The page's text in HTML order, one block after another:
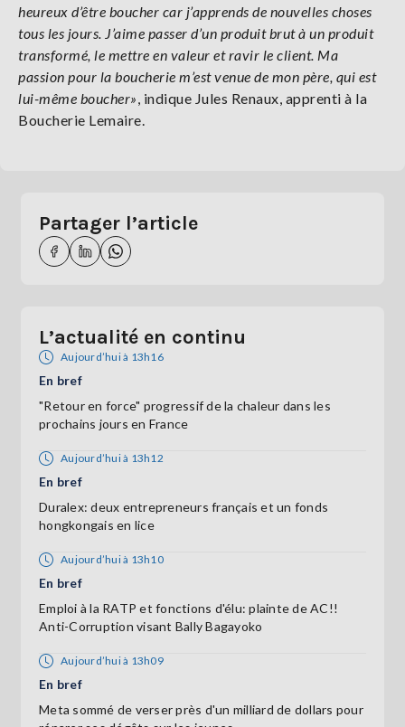
heureux d’être boucher car j’apprends de nouvelles choses
tous les jours. J’aime passer d’un produit brut à un produit
transformé, le mettre en valeur et ravir le client. Ma
passion pour la boucherie m’est venue de mon père, qui est
lui-même boucher», indique Jules Renaux, apprenti à la
Boucherie Lemaire.
Partager l’article
L’actualité en continu
Aujourd’hui à 13h16
En bref
"Retour en force" progressif de la chaleur dans les
prochains jours en France
Aujourd’hui à 13h12
En bref
Duralex: deux entrepreneurs français et un fonds
hongkongais en lice
Aujourd’hui à 13h10
En bref
Emploi à la RATP et fonctions d'élu: plainte de AC!!
Anti-Corruption visant Bally Bagayoko
Aujourd’hui à 13h09
En bref
Meta sommé de verser près d'un milliard de dollars pour